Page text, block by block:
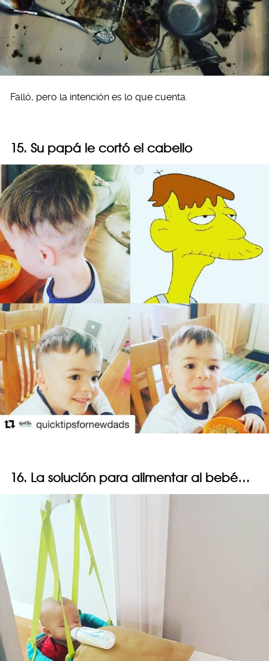
Falló, pero la intención es lo que cuenta.
15. Su papá le cortó el cabello
16. La solución para alimentar al bebé…